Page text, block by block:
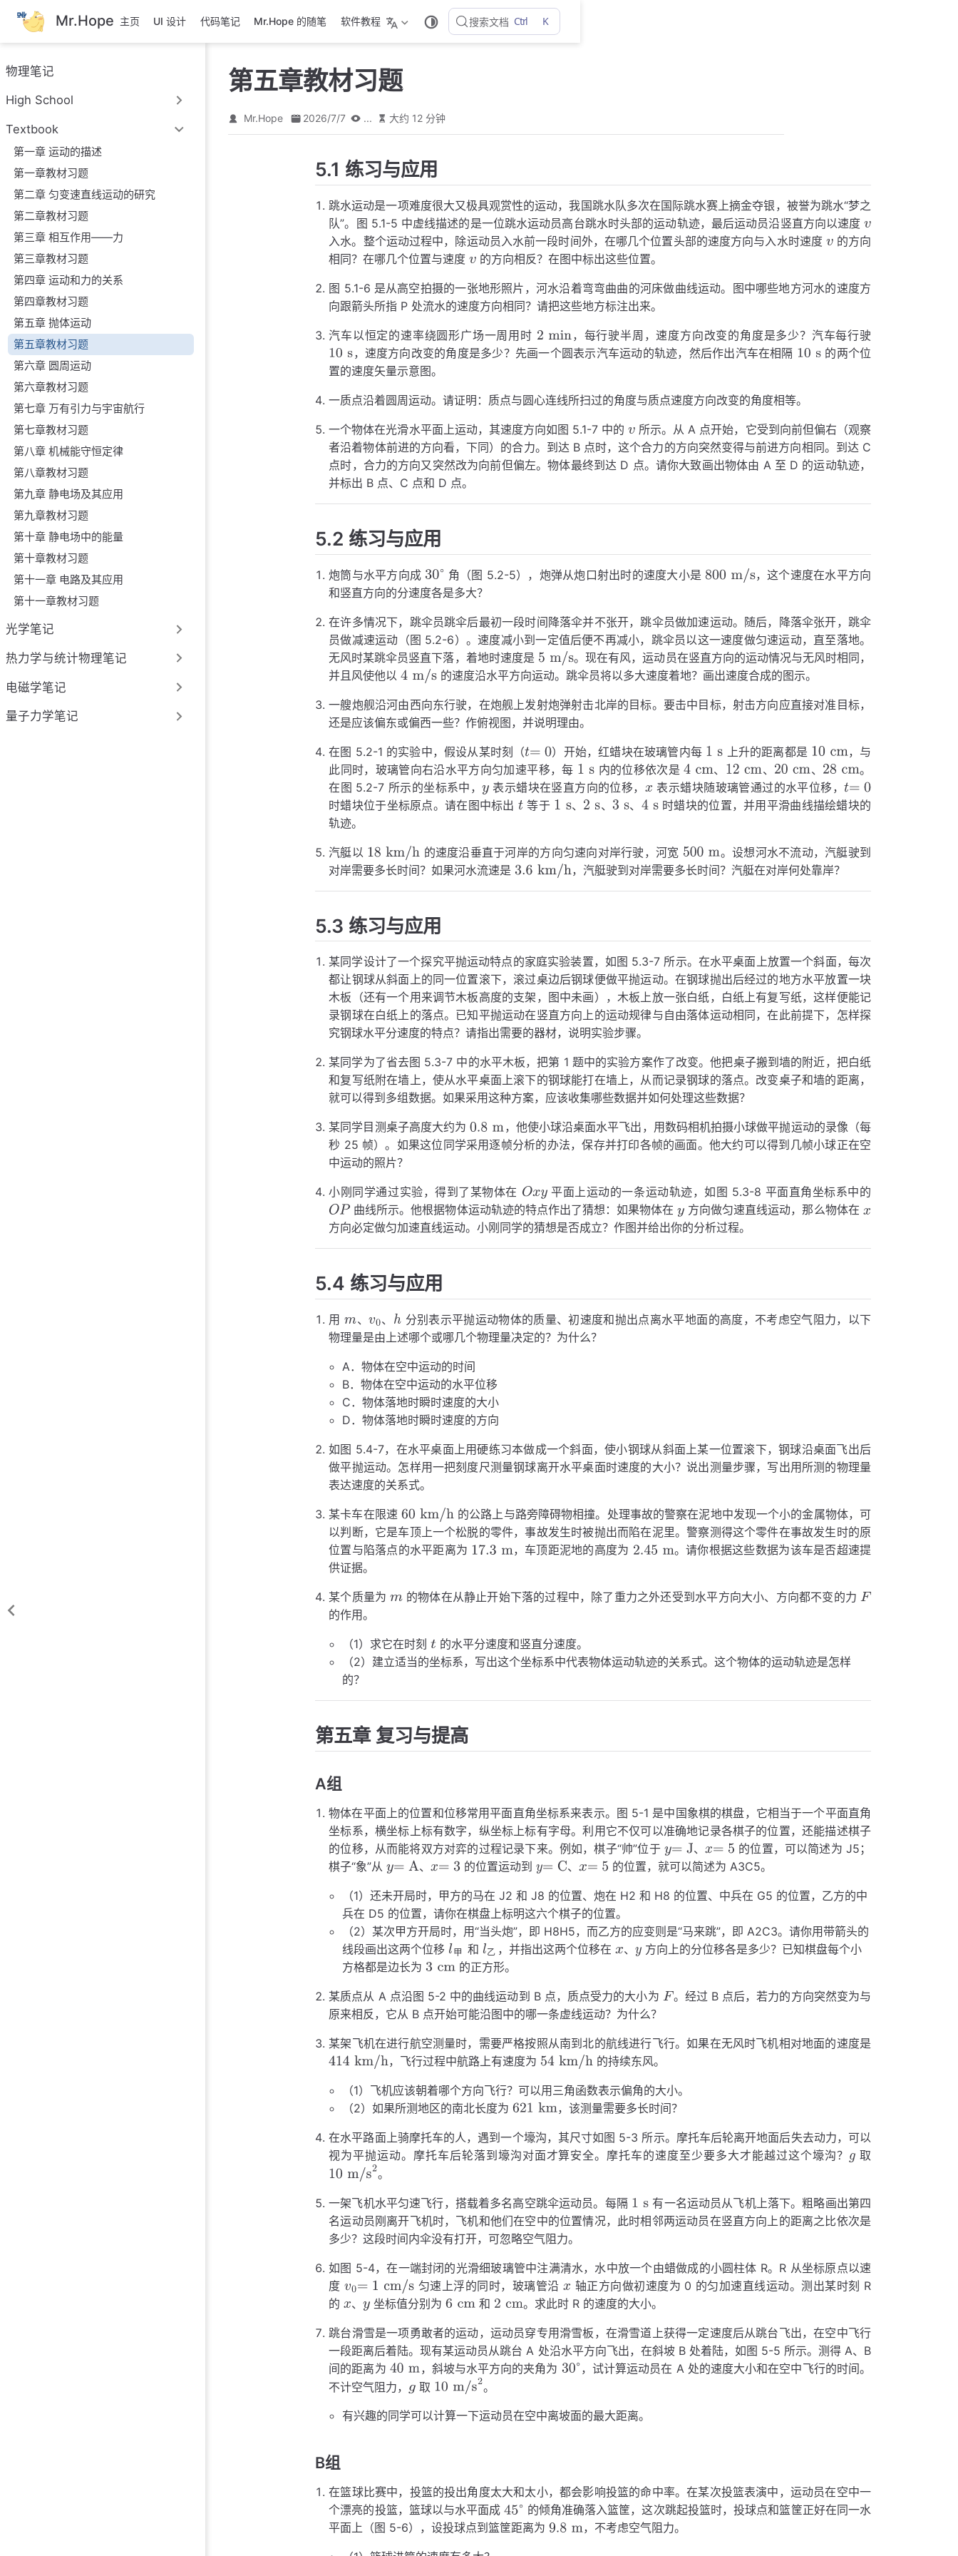
跳
至
主
內
Mr.Hope 主页 UI 设计 代码笔记 Mr.Hope 的随笔 软件教程 搜索文档 Ctrl K
物理笔记
High School
Textbook
第一章 运动的描述
第一章教材习题
第二章 匀变速直线运动的研究
第二章教材习题
第三章 相互作用——力
第三章教材习题
第四章 运动和力的关系
第四章教材习题
第五章 抛体运动
第五章教材习题
第六章 圆周运动
第六章教材习题
第七章 万有引力与宇宙航行
第七章教材习题
第八章 机械能守恒定律
第八章教材习题
第九章 静电场及其应用
第九章教材习题
第十章 静电场中的能量
第十章教材习题
第十一章 电路及其应用
第十一章教材习题
光学笔记
热力学与统计物理笔记
电磁学笔记
量子力学笔记
第五章教材习题
Mr.Hope 2026/7/7 ... 大约 12 分钟
5.1 练习与应用
跳水运动是一项难度很大又极具观赏性的运动，我国跳水队多次在国际跳水赛上摘金夺银，被誉为跳水“梦之
队”。图 5.1-5 中虚线描述的是一位跳水运动员高台跳水时头部的运动轨迹，最后运动员沿竖直方向以速度
v
入水。整个运动过程中，除运动员入水前一段时间外，在哪几个位置头部的速度方向与入水时速度
v
的方向
相同？在哪几个位置与速度 的方向相反？在图中标出这些位置。
图 5.1-6 是从高空拍摄的一张地形照片，河水沿着弯弯曲曲的河床做曲线运动。图中哪些地方河水的速度方
向跟箭头所指 P 处流水的速度方向相同？请把这些地方标注出来。
汽车以恒定的速率绕圆形广场一周用时
2min
，每行驶半周，速度方向改变的角度是多少？汽车每行驶
10s
，速度方向改变的角度是多少？先画一个圆表示汽车运动的轨迹，然后作出汽车在相隔
10s
的两个位
置的速度矢量示意图。
一质点沿着圆周运动。请证明：质点与圆心连线所扫过的角度与质点速度方向改变的角度相等。
一个物体在光滑水平面上运动，其速度方向如图 5.1-7 中的
v
所示。从 A 点开始，它受到向前但偏右（观察
者沿着物体前进的方向看，下同）的合力。到达 B 点时，这个合力的方向突然变得与前进方向相同。到达 C
点时，合力的方向又突然改为向前但偏左。物体最终到达 D 点。请你大致画出物体由 A 至 D 的运动轨迹，
并标出 B 点、C 点和 D 点。
5.2 练习与应用
炮筒与水平方向成
30∘
角（图 5.2-5），炮弹从炮口射出时的速度大小是
800m/s
，这个速度在水平方向
和竖直方向的分速度各是多大？
在许多情况下，跳伞员跳伞后最初一段时间降落伞并不张开，跳伞员做加速运动。随后，降落伞张开，跳伞
员做减速运动（图 5.2-6）。速度减小到一定值后便不再减小，跳伞员以这一速度做匀速运动，直至落地。
无风时某跳伞员竖直下落，着地时速度是
5m/s
。现在有风，运动员在竖直方向的运动情况与无风时相同，
并且风使他以
的速度沿水平方向运动。跳伞员将以多大速度着地？画出速度合成的图示。
一艘炮舰沿河由西向东行驶，在炮舰上发射炮弹射击北岸的目标。要击中目标，射击方向应直接对准目标，
还是应该偏东或偏西一些？作俯视图，并说明理由。
在图 5.2-1 的实验中，假设从某时刻（
t=0
）开始，红蜡块在玻璃管内每
1s
上升的距离都是
10cm
，与
此同时，玻璃管向右沿水平方向匀加速平移，每
1s
内的位移依次是
4cm
、
12 cm
、
20cm
、
28cm
。
在图 5.2-7 所示的坐标系中，
y
表示蜡块在竖直方向的位移，
x
表示蜡块随玻璃管通过的水平位移，
t=0
时蜡块位于坐标原点。请在图中标出
t
等于
1s
、
2s
、
3s
、
4s
时蜡块的位置，并用平滑曲线描绘蜡块的
轨迹。
汽艇以
18km/h
的速度沿垂直于河岸的方向匀速向对岸行驶，河宽
500m
。设想河水不流动，汽艇驶到
对岸需要多长时间？如果河水流速是
3.6km/h
，汽艇驶到对岸需要多长时间？汽艇在对岸何处靠岸？
5.3 练习与应用
某同学设计了一个探究平抛运动特点的家庭实验装置，如图 5.3-7 所示。在水平桌面上放置一个斜面，每次
都让钢球从斜面上的同一位置滚下，滚过桌边后钢球便做平抛运动。在钢球抛出后经过的地方水平放置一块
木板（还有一个用来调节木板高度的支架，图中未画），木板上放一张白纸，白纸上有复写纸，这样便能记
录钢球在白纸上的落点。已知平抛运动在竖直方向上的运动规律与自由落体运动相同，在此前提下，怎样探
究钢球水平分速度的特点？请指出需要的器材，说明实验步骤。
某同学为了省去图 5.3-7 中的水平木板，把第 1 题中的实验方案作了改变。他把桌子搬到墙的附近，把白纸
和复写纸附在墙上，使从水平桌面上滚下的钢球能打在墙上，从而记录钢球的落点。改变桌子和墙的距离，
就可以得到多组数据。如果采用这种方案，应该收集哪些数据并如何处理这些数据？
某同学目测桌子高度大约为
0.8m
，他使小球沿桌面水平飞出，用数码相机拍摄小球做平抛运动的录像（每
秒 25 帧）。如果这位同学采用逐帧分析的办法，保存并打印各帧的画面。他大约可以得到几帧小球正在空
中运动的照片？
小刚同学通过实验，得到了某物体在
Oxy
平面上运动的一条运动轨迹，如图 5.3-8 平面直角坐标系中的
OP
曲线所示。他根据物体运动轨迹的特点作出了猜想：如果物体在
y
方向做匀速直线运动，那么物体在
x
方向必定做匀加速直线运动。小刚同学的猜想是否成立？作图并给出你的分析过程。
5.4 练习与应用
用
m
、
v0
、
h
分别表示平抛运动物体的质量、初速度和抛出点离水平地面的高度，不考虑空气阻力，以下
物理量是由上述哪个或哪几个物理量决定的？为什么？
A．物体在空中运动的时间
B．物体在空中运动的水平位移
C．物体落地时瞬时速度的大小
D．物体落地时瞬时速度的方向
如图 5.4-7，在水平桌面上用硬练习本做成一个斜面，使小钢球从斜面上某一位置滚下，钢球沿桌面飞出后
做平抛运动。怎样用一把刻度尺测量钢球离开水平桌面时速度的大小？说出测量步骤，写出用所测的物理量
表达速度的关系式。
某卡车在限速
60km/h
的公路上与路旁障碍物相撞。处理事故的警察在泥地中发现一个小的金属物体，可
以判断，它是车顶上一个松脱的零件，事故发生时被抛出而陷在泥里。警察测得这个零件在事故发生时的原
位置与陷落点的水平距离为
17.3m
，车顶距泥地的高度为
2.45m
。请你根据这些数据为该车是否超速提
供证据。
某个质量为
m
的物体在从静止开始下落的过程中，除了重力之外还受到水平方向大小、方向都不变的力
F
的作用。
（1）求它在时刻
的水平分速度和竖直分速度。
（2）建立适当的坐标系，写出这个坐标系中代表物体运动轨迹的关系式。这个物体的运动轨迹是怎样
的？
第五章 复习与提高
A组
物体在平面上的位置和位移常用平面直角坐标系来表示。图 5-1 是中国象棋的棋盘，它相当于一个平面直角
坐标系，横坐标上标有数字，纵坐标上标有字母。利用它不仅可以准确地记录各棋子的位置，还能描述棋子
的位移，从而能将双方对弈的过程记录下来。例如，棋子“帅”位于
y=J
、
x=5
的位置，可以简述为 J5；
棋子“象”从
、
的位置运动到
、
的位置，就可以简述为 A3C5。
（1）还未开局时，甲方的马在 J2 和 J8 的位置、炮在 H2 和 H8 的位置、中兵在 G5 的位置，乙方的中
兵在 D5 的位置，请你在棋盘上标明这六个棋子的位置。
（2）某次甲方开局时，用“当头炮”，即 H8H5，而乙方的应变则是“马来跳”，即 A2C3。请你用带箭头的
线段画出这两个位移
甲
l甲
和 乙
l乙
，并指出这两个位移在
x
、
y
方向上的分位移各是多少？已知棋盘每个小
方格都是边长为
的正方形。
某质点从 A 点沿图 5-2 中的曲线运动到 B 点，质点受力的大小为
F
。经过 B 点后，若力的方向突然变为与
原来相反，它从 B 点开始可能沿图中的哪一条虚线运动？为什么？
某架飞机在进行航空测量时，需要严格按照从南到北的航线进行飞行。如果在无风时飞机相对地面的速度是
，飞行过程中航路上有速度为
的持续东风。
（1）飞机应该朝着哪个方向飞行？可以用三角函数表示偏角的大小。
（2）如果所测地区的南北长度为
，该测量需要多长时间？
在水平路面上骑摩托车的人，遇到一个壕沟，其尺寸如图 5-3 所示。摩托车后轮离开地面后失去动力，可以
视为平抛运动。摩托车后轮落到壕沟对面才算安全。摩托车的速度至少要多大才能越过这个壕沟？
g
取
。
一架飞机水平匀速飞行，搭载着多名高空跳伞运动员。每隔
1s
有一名运动员从飞机上落下。粗略画出第四
名运动员刚离开飞机时，飞机和他们在空中的位置情况，此时相邻两运动员在竖直方向上的距离之比依次是
多少？这段时间内伞没有打开，可忽略空气阻力。
如图 5-4，在一端封闭的光滑细玻璃管中注满清水，水中放一个由蜡做成的小圆柱体 R。R 从坐标原点以速
度
v0 =1 cm/s
匀速上浮的同时，玻璃管沿
x
轴正方向做初速度为 0 的匀加速直线运动。测出某时刻 R
的 、
坐标值分别为
和
。求此时 R 的速度的大小。
跳台滑雪是一项勇敢者的运动，运动员穿专用滑雪板，在滑雪道上获得一定速度后从跳台飞出，在空中飞行
一段距离后着陆。现有某运动员从跳台 A 处沿水平方向飞出，在斜坡 B 处着陆，如图 5-5 所示。测得 A、B
间的距离为
40m
，斜坡与水平方向的夹角为
30∘
，试计算运动员在 A 处的速度大小和在空中飞行的时间。
不计空气阻力，
取
。
有兴趣的同学可以计算一下运动员在空中离坡面的最大距离。
B组
在篮球比赛中，投篮的投出角度太大和太小，都会影响投篮的命中率。在某次投篮表演中，运动员在空中一
个漂亮的投篮，篮球以与水平面成
45∘
的倾角准确落入篮筐，这次跳起投篮时，投球点和篮筐正好在同一水
平面上（图 5-6），设投球点到篮筐距离为
，不考虑空气阻力。